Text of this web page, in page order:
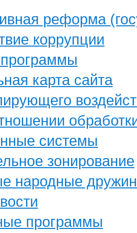
реформа
коррупции
карта сайта
системы
зонирование
народные
программы